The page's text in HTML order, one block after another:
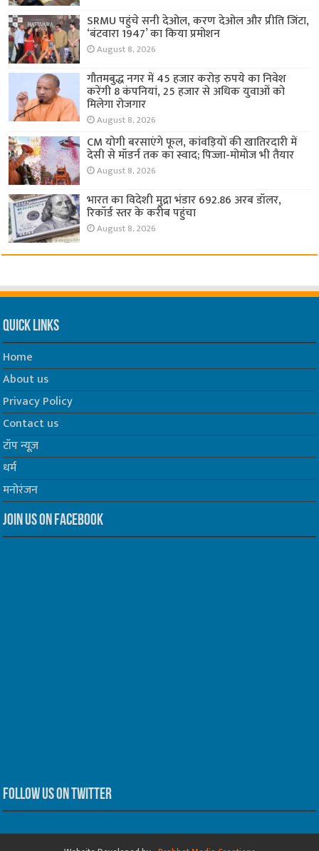
SRMU पहुंचे सनी देओल, करण देओल और प्रीति जिंटा,
‘बंटवारा 1947’ का किया प्रमोशन
August 8, 2026
गौतमबुद्ध नगर में 45 हजार करोड़ रुपये का निवेश
करेंगी 8 कंपनियां, 25 हजार से अधिक युवाओं को
मिलेगा रोजगार
August 8, 2026
CM योगी बरसाएंगे फूल, कांवड़ियों की खातिरदारी में
देसी से मॉडर्न तक का स्वाद; पिज्जा-मोमोज भी तैयार
August 8, 2026
भारत का विदेशी मुद्रा भंडार 692.86 अरब डॉलर,
रिकॉर्ड स्तर के करीब पहुंचा
August 8, 2026
Quick Links
Home
About us
Privacy Policy
Contact us
टॉप न्यूज़
धर्म
मनोरंजन
Join us on Facebook
Follow us on Twitter